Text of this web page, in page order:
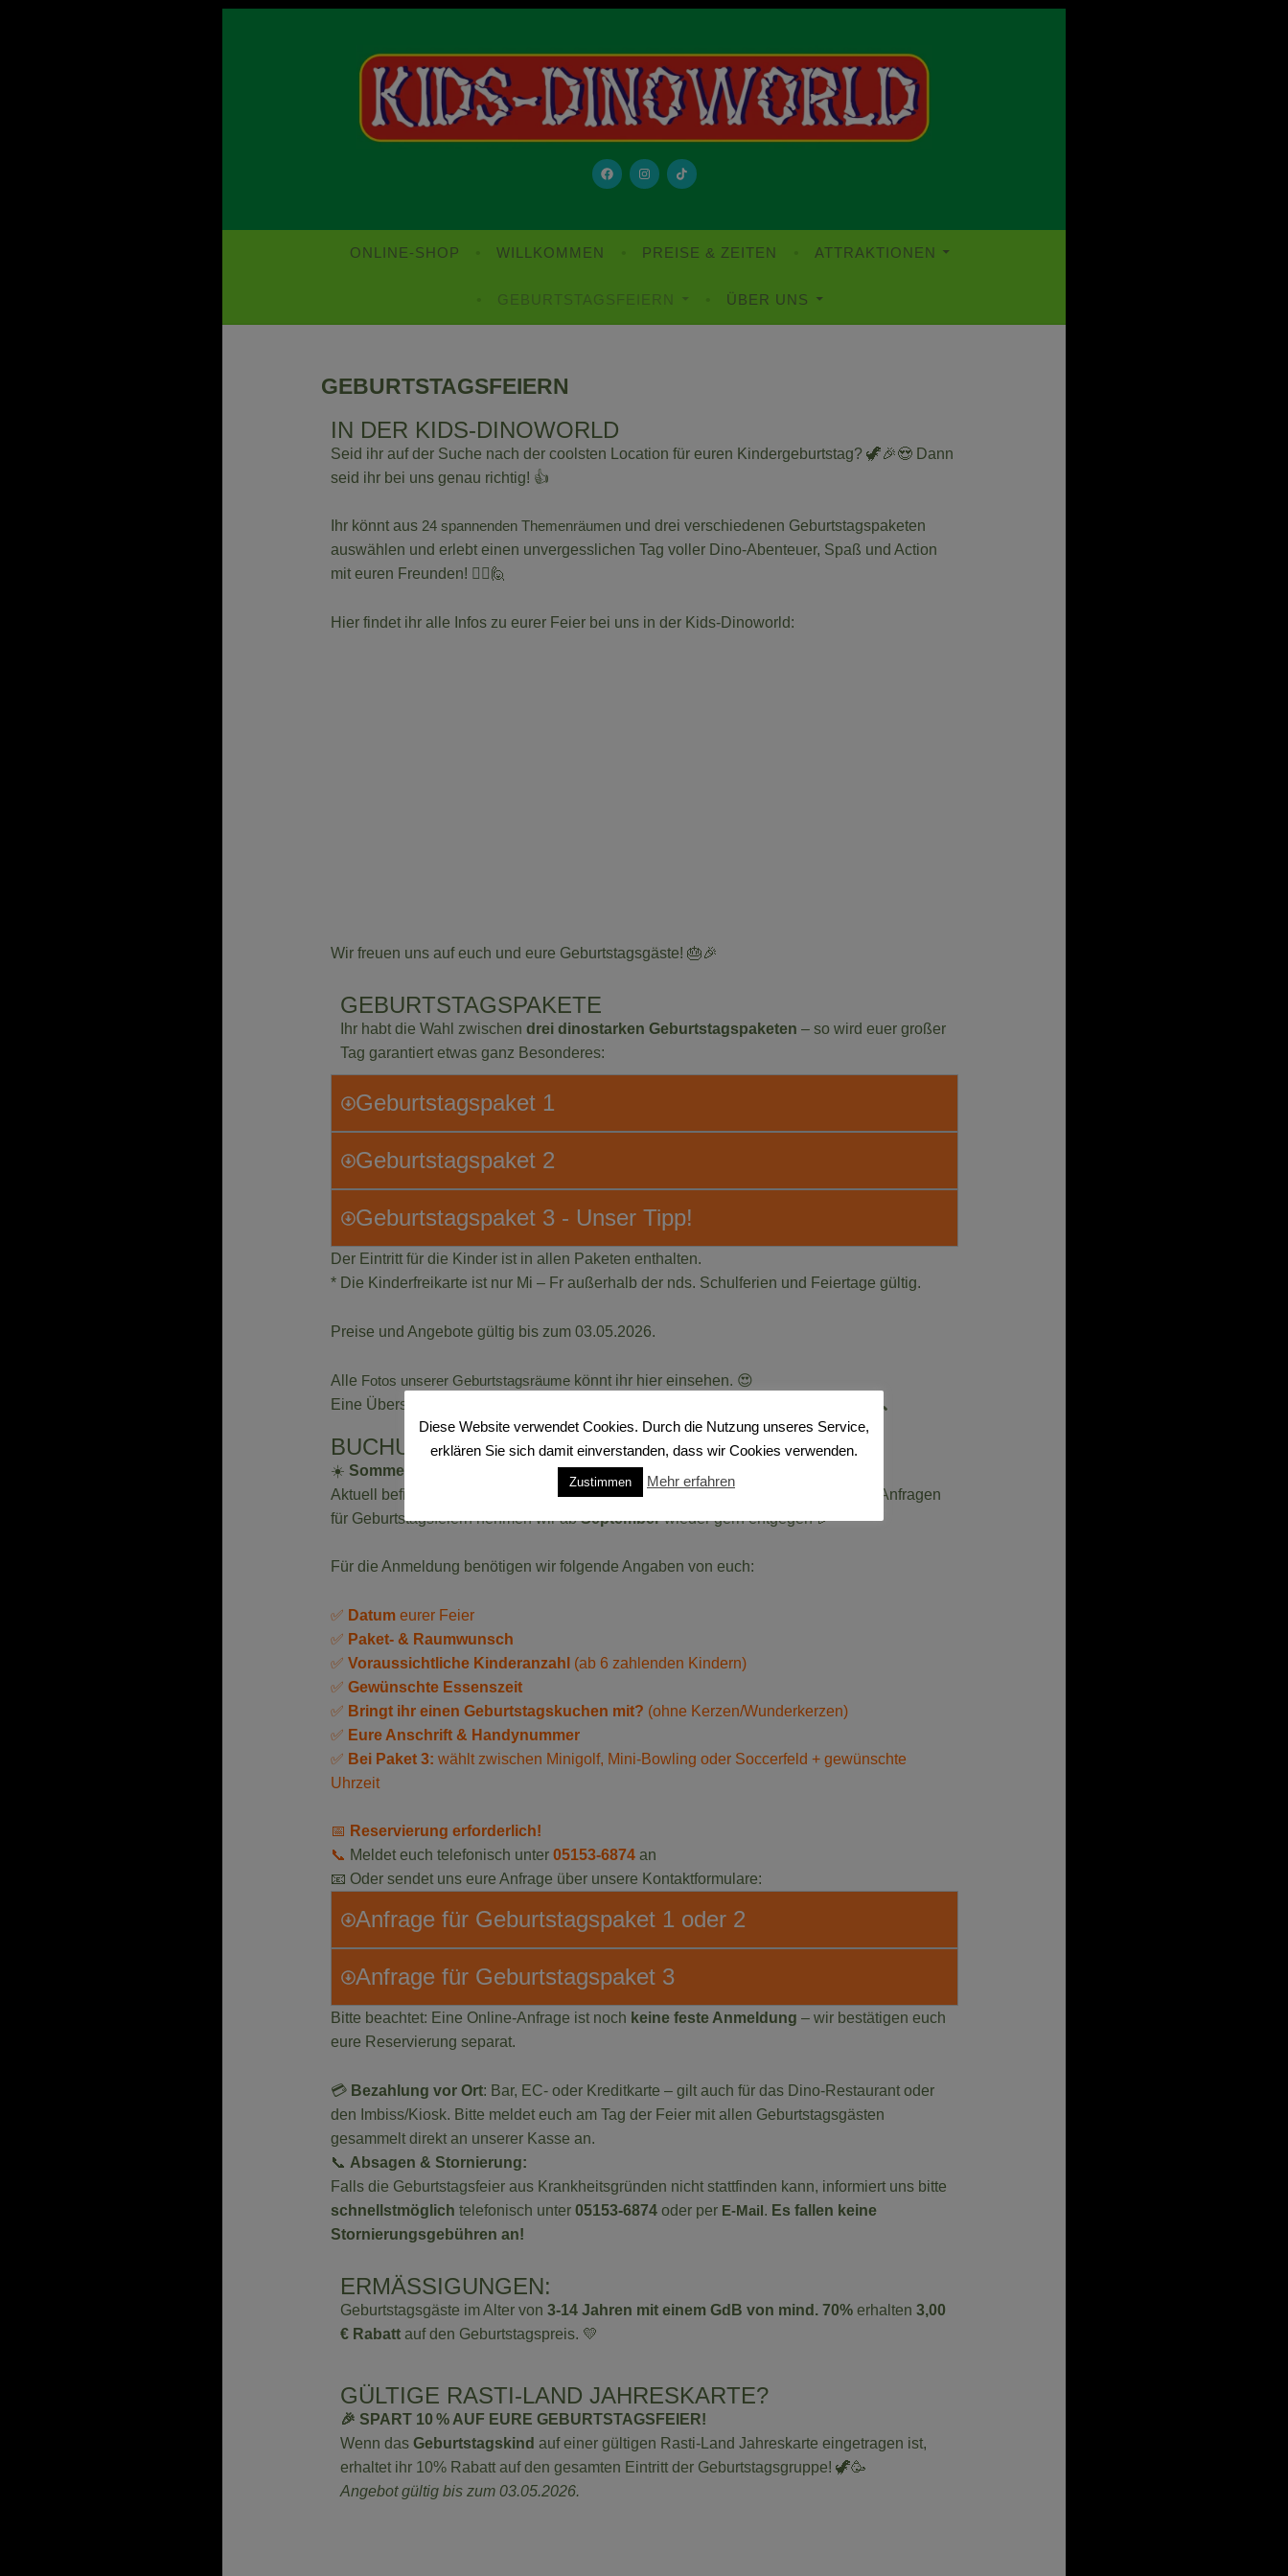
„Kids-Dinoworld“ ist ein richtiger, kleiner Freizeitpark mit 2 Hallen, die mit einem unterirdischen Tunnel verbunden sind. Komplett mit
Fahrgeschäften, vielen Spielmöglichkeiten und einer aufwändigen Thematisierung.
ONLINE-SHOP WILLKOMMEN PREISE & ZEITEN ATTRAKTIONEN
GEBURTSTAGSFEIERN ÜBER UNS
GEBURTSTAGSFEIERN
IN DER KIDS-DINOWORLD
Seid ihr auf der Suche nach der coolsten Location für euren Kindergeburtstag? 🦖🎉😍 Dann
seid ihr bei uns genau richtig! 👍
Ihr könnt aus 24 spannenden Themenräumenund drei verschiedenen Geburtstagspaketen
auswählen und erlebt einen unvergesslichen Tag voller Dino-Abenteuer, Spaß und Action
mit euren Freunden! 🙆‍♂️🙋
Hier findet ihr alle Infos zu eurer Feier bei uns in der Kids-Dinoworld:
Wir freuen uns auf euch und eure Geburtstagsgäste! 🎂🎉
GEBURTSTAGSPAKETE
Ihr habt die Wahl zwischen drei dinostarken Geburtstagspaketen – so wird euer großer
Tag garantiert etwas ganz Besonderes:
Geburtstagspaket 1
Geburtstagspaket 2
Geburtstagspaket 3 - Unser Tipp!
Der Eintritt für die Kinder ist in allen Paketen enthalten.
* Die Kinderfreikarte ist nur Mi – Fr außerhalb der nds. Schulferien und Feiertage gültig.
Preise und Angebote gültig bis zum 03.05.2026.
Alle Fotos unserer Geburtstagsräumekönnt ihr hier einsehen. 😍
Eine Übersicht der Räume und derer Lage findet ihr auch auf unserem
. 🔍
BUCHUNG:
☀️ Sommerpause in der Kids-Dinoworld☀️
Aktuell befinden wir uns bis einschließlich23.09.2026
in unserer Sommerpause. Anfragen
für Geburtstagsfeiern nehmen wir abSeptemberwieder gern entgegen 🎉
Für die Anmeldung benötigen wir folgende Angaben von euch:
✅ Datumeurer Feier
✅ Paket- & Raumwunsch
✅ Voraussichtliche Kinderanzahl (ab 6 zahlenden Kindern)
✅ Gewünschte Essenszeit
✅ Bringt ihr einen Geburtstagskuchen mit? (ohne Kerzen/Wunderkerzen)
✅ Eure Anschrift & Handynummer
✅ Bei Paket 3: wählt zwischen Minigolf, Mini-Bowling oder Soccerfeld + gewünschte
Uhrzeit
📅 Reservierung erforderlich!
📞 Meldet euch telefonisch unter 05153-6874an
📧 Oder sendet uns eure Anfrage über unsere Kontaktformulare:
Anfrage für Geburtstagspaket 1 oder 2
Anfrage für Geburtstagspaket 3
Bitte beachtet: Eine Online-Anfrage ist noch keine feste Anmeldung – wir bestätigen euch
eure Reservierung separat.
💳 Bezahlung vor Ort: Bar, EC- oder Kreditkarte – gilt auch für das Dino-Restaurant oder
den Imbiss/Kiosk. Bitte meldet euch am Tag der Feier mit allen Geburtstagsgästen
gesammelt direkt an unserer Kasse an.
📞 Absagen & Stornierung:
Falls die Geburtstagsfeier aus Krankheitsgründen nicht stattfinden kann, informiert uns bitte
schnellstmöglich telefonisch unter 05153-6874oder per E-Mail. Es fallen keine
Stornierungsgebühren an!
ERMÄSSIGUNGEN:
Geburtstagsgäste im Alter von 3-14 Jahren mit einem GdB von mind. 70%erhalten 3,00
€ Rabattauf den Geburtstagspreis. 💛
GÜLTIGE RASTI-LAND JAHRESKARTE?
🎉 SPART 10 % AUF EURE GEBURTSTAGSFEIER!
Wenn das Geburtstagskind auf einer gültigen Rasti-Land Jahreskarte eingetragen ist,
erhaltet ihr 10% Rabatt auf den gesamten Eintritt der Geburtstagsgruppe! 🦖🥳
Angebot gültig bis zum 03.05.2026.
Diese Website verwendet Cookies. Durch die Nutzung unseres Service,
erklären Sie sich damit einverstanden, dass wir Cookies verwenden.
Zustimmen Mehr erfahren